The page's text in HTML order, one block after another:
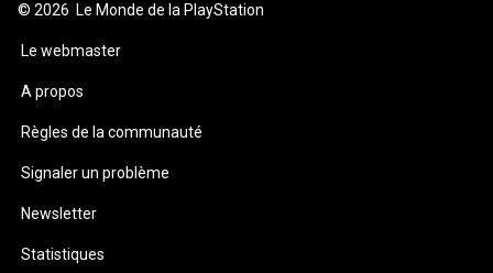
© 2026 Le Monde de la PlayStation
Le webmaster
A propos
Règles de la communauté
Signaler un problème
Newsletter
Statistiques